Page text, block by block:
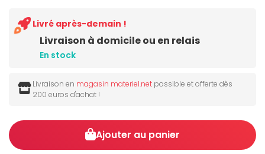
Livraison à domicile ou en relais
En stock
Livré après-demain !
Livraison en magasin materiel.net possible et offerte dès
200 euros d'achat !
Ajouter au panier